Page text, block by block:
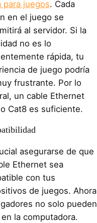
para juegos. Cada
en el juego se
al servidor. Si la
no es lo
rápida, tu
de juego podría
frustrante. Por lo
un cable Ethernet
Cat8 es suficiente.
asegurarse de que
Ethernet sea
con tus
de juegos. Ahora
no solo pueden
la computadora.